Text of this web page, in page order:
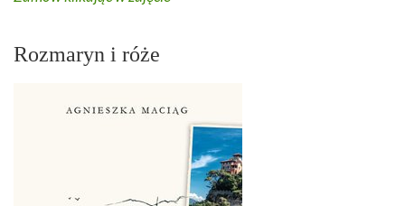
Rozmaryn i róże